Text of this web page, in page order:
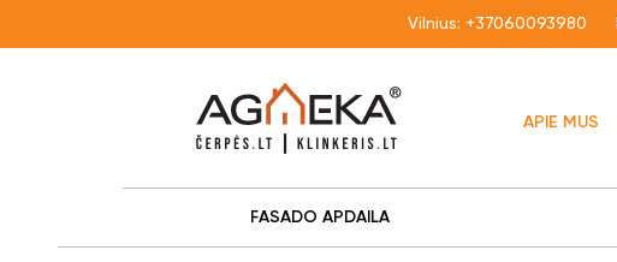
Vilnius: +37060093980
APIE MUS
FASADO APDAILA